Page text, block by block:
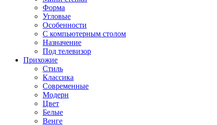
Форма
Угловые
Особенности
С компьютерным столом
Назначение
Под телевизор
Прихожие
Стиль
Классика
Современные
Модерн
Цвет
Белые
Венге